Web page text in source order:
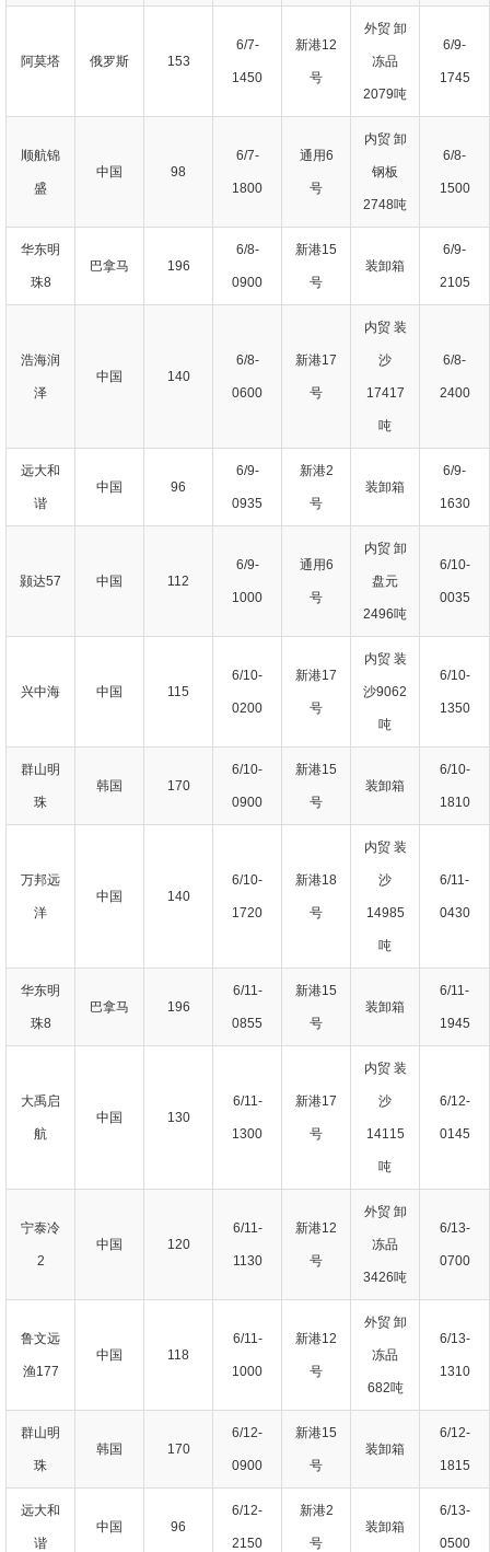
阿莫塔 俄罗斯 153
6/7-
1450
新港12
号
外贸 卸
冻品
2079吨
6/9-
1745
顺航锦
盛
中国 98
6/7-
1800
通用6
号
内贸 卸
钢板
2748吨
6/8-
1500
华东明
珠8
巴拿马 196
6/8-
0900
新港15
号
装卸箱
6/9-
2105
浩海润
泽
中国 140
6/8-
0600
新港17
号
内贸 装
沙
17417
吨
6/8-
2400
远大和
谐
中国 96
6/9-
0935
新港2
号
装卸箱
6/9-
1630
颢达57 中国 112
6/9-
1000
通用6
号
内贸 卸
盘元
2496吨
6/10-
0035
兴中海 中国 115
6/10-
0200
新港17
号
内贸 装
沙9062
吨
6/10-
1350
群山明
珠
韩国 170
6/10-
0900
新港15
号
装卸箱
6/10-
1810
万邦远
洋
中国 140
6/10-
1720
新港18
号
内贸 装
沙
14985
吨
6/11-
0430
华东明
珠8
巴拿马 196
6/11-
0855
新港15
号
装卸箱
6/11-
1945
大禹启
航
中国 130
6/11-
1300
新港17
号
内贸 装
沙
14115
吨
6/12-
0145
宁泰冷
2
中国 120
6/11-
1130
新港12
号
外贸 卸
冻品
3426吨
6/13-
0700
鲁文远
渔177
中国 118
6/11-
1000
新港12
号
外贸 卸
冻品
682吨
6/13-
1310
群山明
珠
韩国 170
6/12-
0900
新港15
号
装卸箱
6/12-
1815
远大和
谐
中国 96
6/12-
2150
新港2
号
装卸箱
6/13-
0500